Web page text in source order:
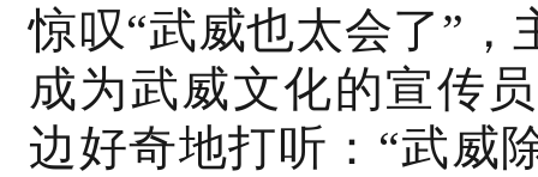
惊叹“武威也太会了”
成为武威文化的宣传
边好奇地打听：“武威